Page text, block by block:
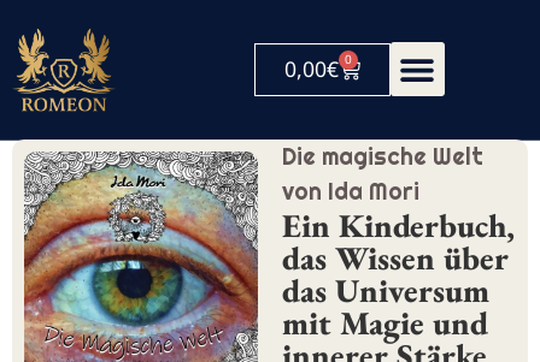
0,00€ 0
Die magische Welt
von Ida Mori
Ein Kinderbuch,
das Wissen über
das Universum
mit Magie und